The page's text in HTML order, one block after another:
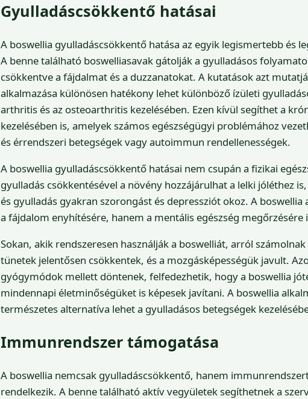
Gyulladáscsökkentő hatásai
A boswellia gyulladáscsökkentő hatása az egyik legismertebb és
A benne található boswelliasavak gátolják a gyulladásos
csökkentve a fájdalmat és a duzzanatokat. A kutatások azt
alkalmazása különösen hatékony lehet különböző ízületi
arthritis és az osteoarthritis kezelésében. Ezen kívül segíthet a
kezelésében is, amelyek számos egészségügyi problémához
és érrendszeri betegségek vagy autoimmun rendellenességek.
A boswellia gyulladáscsökkentő hatásai nem csupán a fizikai
gyulladás csökkentésével a növény hozzájárulhat a lelki jóléthez
és gyulladás gyakran szorongást és depressziót okoz. A boswellia
a fájdalom enyhítésére, hanem a mentális egészség megőrzésére
Sokan, akik rendszeresen használják a boswelliát, arról
tünetek jelentősen csökkentek, és a mozgásképességük javult.
gyógymódok mellett döntenek, felfedezhetik, hogy a boswellia
mindennapi életminőségüket is képesek javítani. A boswellia
természetes alternatíva lehet a gyulladásos betegségek
Immunrendszer támogatása
A boswellia nemcsak gyulladáscsökkentő, hanem
rendelkezik. A benne található aktív vegyületek segíthetnek a